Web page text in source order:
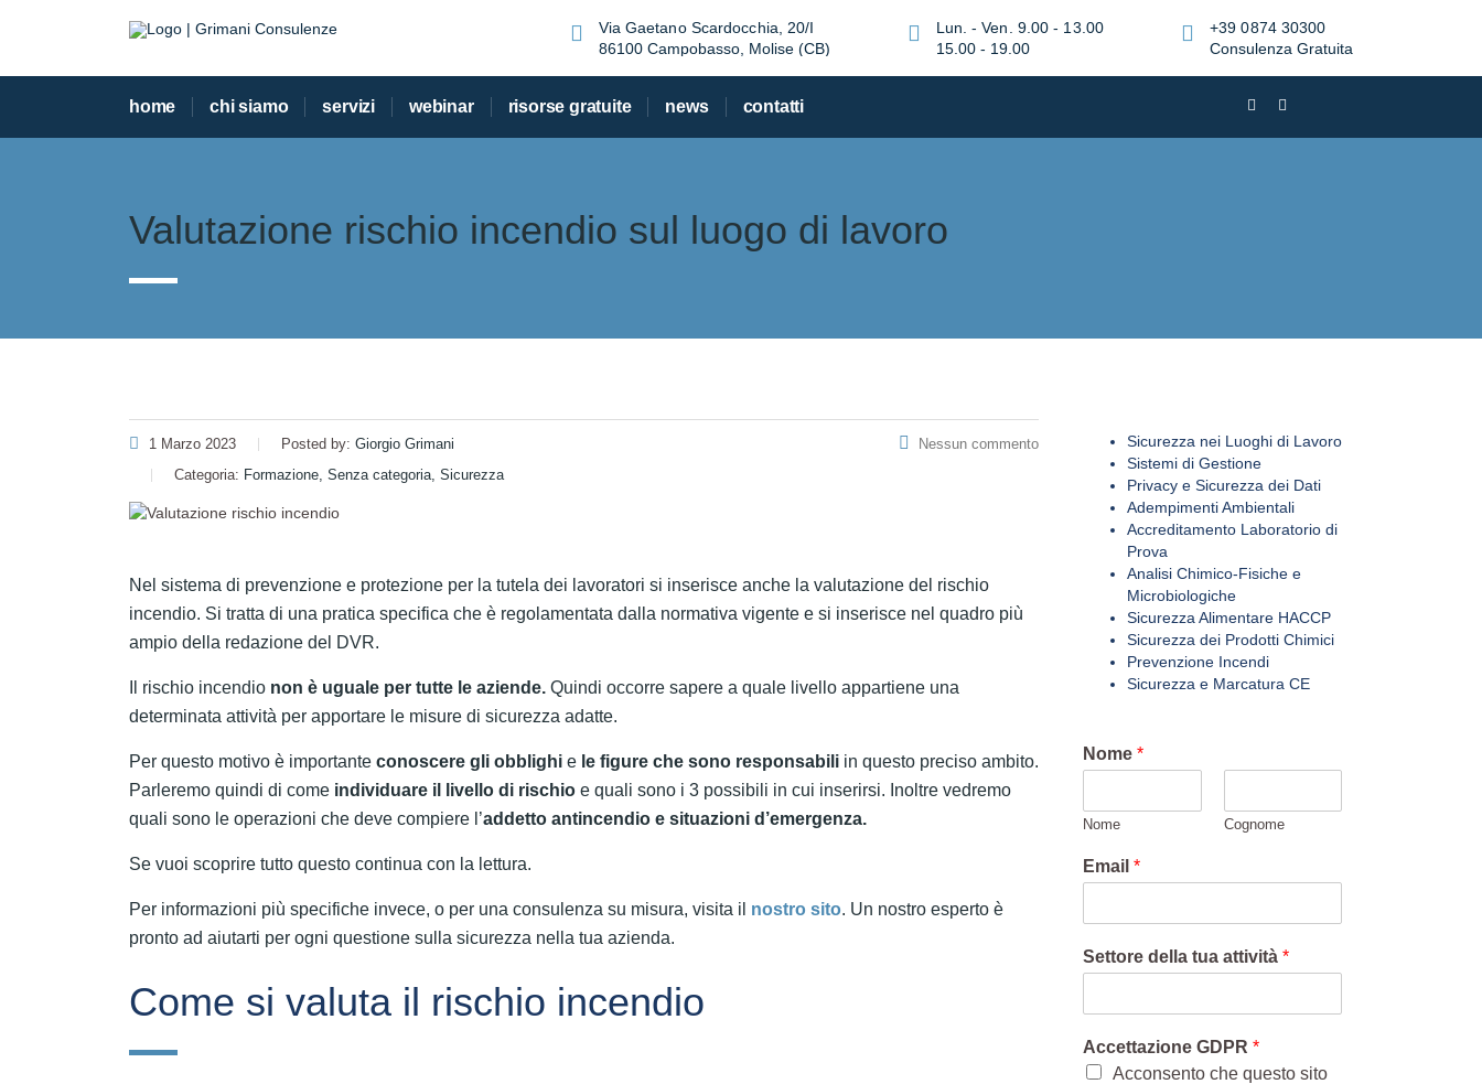
Via Gaetano Scardocchia, 20/I
86100 Campobasso, Molise (CB)
Lun. - Ven. 9.00 - 13.00
15.00 - 19.00
+39 0874 30300
Consulenza Gratuita
home chi siamo servizi webinar risorse gratuite news contatti
Valutazione rischio incendio sul luogo di lavoro
1 Marzo 2023 Posted by: Giorgio Grimani
Categoria: Formazione, Senza categoria, Sicurezza
Nessun commento
Nel sistema di prevenzione e protezione per la tutela dei lavoratori si inserisce anche la valutazione del rischio
incendio. Si tratta di una pratica specifica che è regolamentata dalla normativa vigente e si inserisce nel quadro più
ampio della redazione del DVR.
Il rischio incendio non è uguale per tutte le aziende. Quindi occorre sapere a quale livello appartiene una
determinata attività per apportare le misure di sicurezza adatte.
Per questo motivo è importante conoscere gli obblighi e le figure che sono responsabili in questo preciso ambito.
Parleremo quindi di come individuare il livello di rischio e quali sono i 3 possibili in cui inserirsi. Inoltre vedremo
quali sono le operazioni che deve compiere l’addetto antincendio e situazioni d’emergenza.
Se vuoi scoprire tutto questo continua con la lettura.
Per informazioni più specifiche invece, o per una consulenza su misura, visita il nostro sito. Un nostro esperto è
pronto ad aiutarti per ogni questione sulla sicurezza nella tua azienda.
Come si valuta il rischio incendio
Sicurezza nei Luoghi di Lavoro
Sistemi di Gestione
Privacy e Sicurezza dei Dati
Adempimenti Ambientali
Accreditamento Laboratorio di
Prova
Analisi Chimico-Fisiche e
Microbiologiche
Sicurezza Alimentare HACCP
Sicurezza dei Prodotti Chimici
Prevenzione Incendi
Sicurezza e Marcatura CE
Nome *
Nome Cognome
Email *
Settore della tua attività *
Accettazione GDPR *
Acconsento che questo sito